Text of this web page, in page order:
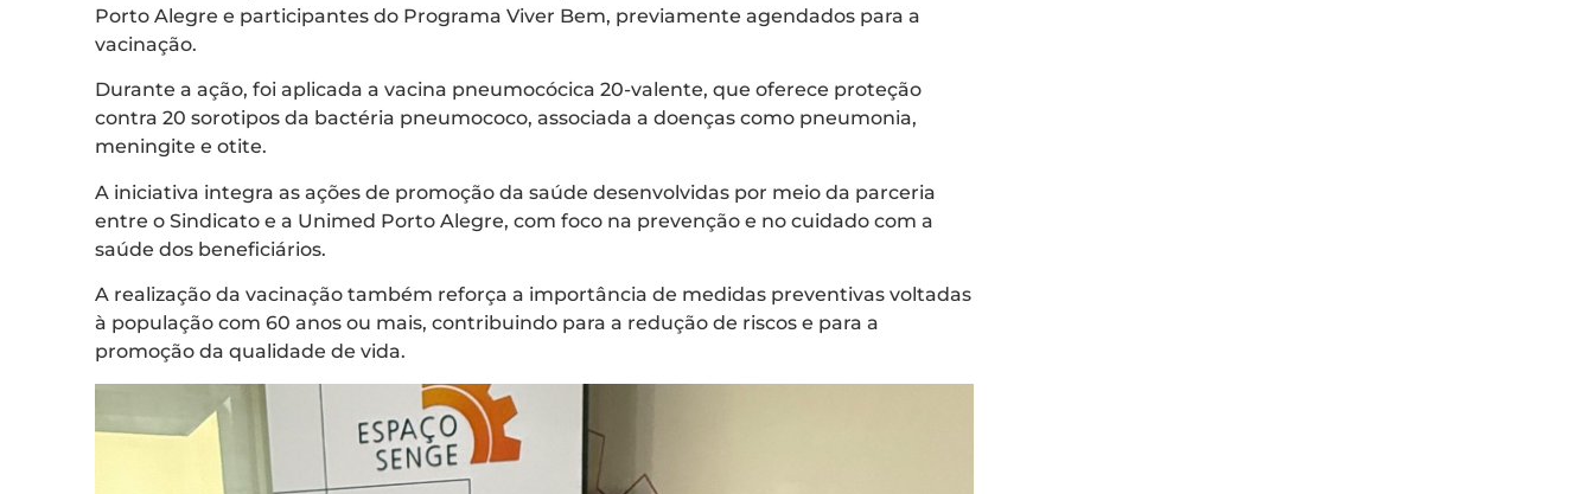
Porto Alegre e participantes do Programa Viver Bem, previamente agendados para a
vacinação.
Durante a ação, foi aplicada a vacina pneumocócica 20-valente, que oferece proteção
contra 20 sorotipos da bactéria pneumococo, associada a doenças como pneumonia,
meningite e otite.
A iniciativa integra as ações de promoção da saúde desenvolvidas por meio da parceria
entre o Sindicato e a Unimed Porto Alegre, com foco na prevenção e no cuidado com a
saúde dos beneficiários.
A realização da vacinação também reforça a importância de medidas preventivas voltadas
à população com 60 anos ou mais, contribuindo para a redução de riscos e para a
promoção da qualidade de vida.